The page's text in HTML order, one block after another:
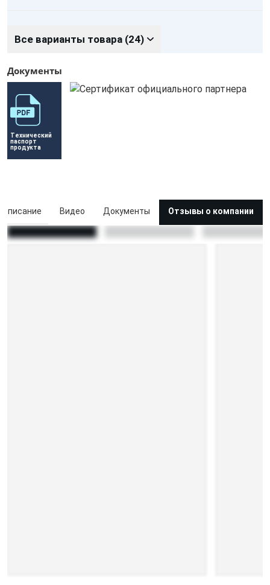
Все варианты товара (24)
Документы
Технический
паспорт
продукта
Описание Видео Документы Отзывы о компании